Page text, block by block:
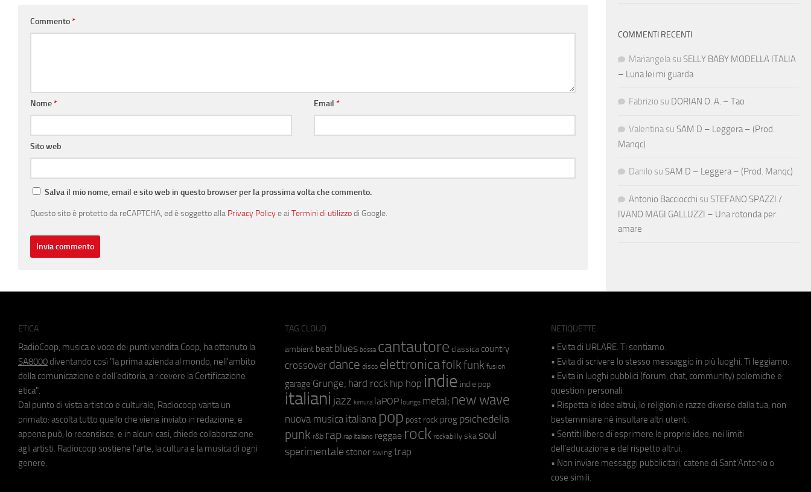
Commento*
Nome* Email*
Sito web
Salva il mio nome, email e sito web in questo browser per la prossima volta che commento.
Questo sito è protetto da reCAPTCHA, ed è soggetto alla Privacy Policye ai Termini di utilizzodi Google.
COMMENTI RECENTI
Mariangela su SELLY BABY MODELLA ITALIA
– Luna lei mi guarda
Fabrizio su DORIAN O. A. – Tao
Valentina su SAM D – Leggera – (Prod.
Manqc)
Danilo su SAM D – Leggera – (Prod. Manqc)
Antonio Bacciocchi su STEFANO SPAZZI /
IVANO MAGI GALLUZZI – Una rotonda per
amare
ETICA
RadioCoop, musica e voce dei punti vendita Coop, ha ottenuto la
SA8000 diventando così "la prima azienda al mondo, nell'ambito
della comunicazione e dell'editoria, a ricevere la Certificazione
etica".
Dal punto di vista artistico e culturale, Radiocoop vanta un
primato: ascolta tutto quello che viene inviato in redazione, e
appena può, lo recensisce, e in alcuni casi, chiede collaborazione
agli artisti. Radiocoop sostiene l'arte, la cultura e la musica di ogni
genere.
TAG CLOUD
ambient beat blues bossa cantautore classica country
crossover dance disco elettronicafolkfunk fusion
garage Grunge; hard rock hip hop indie indie pop
italiani jazz kimura laPOP lounge metal; new wave
nuova musica italiana pop post rock prog psichedelia
punk r&b rap rap italiano reggae rock rockabilly ska soul
sperimentale stoner swing trap
NETIQUETTE
• Evita di URLARE. Ti sentiamo.
• Evita di scrivere lo stesso messaggio in più luoghi. Ti leggiamo.
• Evita in luoghi pubblici (forum, chat, community) polemiche e
questioni personali.
• Rispetta le idee altrui, le religioni e razze diverse dalla tua, non
bestemmiare né insultare altri utenti.
• Sentiti libero di esprimere le proprie idee, nei limiti
dell'educazione e del rispetto altrui.
• Non inviare messaggi pubblicitari, catene di Sant'Antonio o
cose simili.